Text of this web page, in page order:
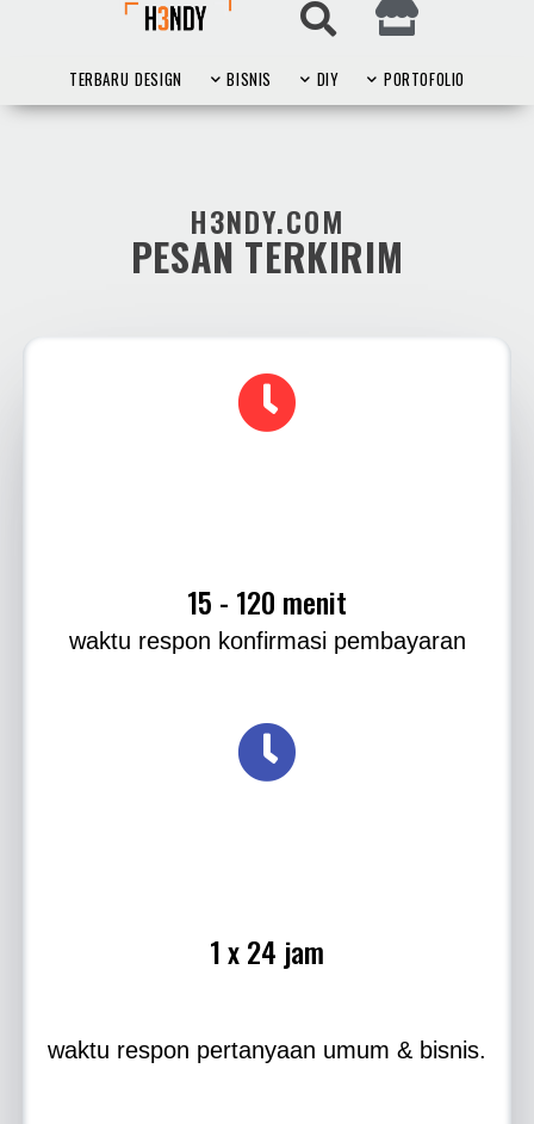
TERBARU DESIGN BISNIS DIY PORTOFOLIO
H3NDY.COM
PESAN TERKIRIM
15 - 120 menit
waktu respon konfirmasi pembayaran
1 x 24 jam
waktu respon pertanyaan umum & bisnis.